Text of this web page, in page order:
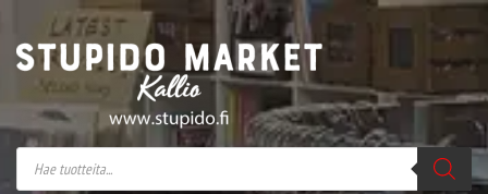
Stupido Market – verkossa ja kivijalassa
Stupido Market on vaihtoehtomusaan
erikoistunut verkko- sekä